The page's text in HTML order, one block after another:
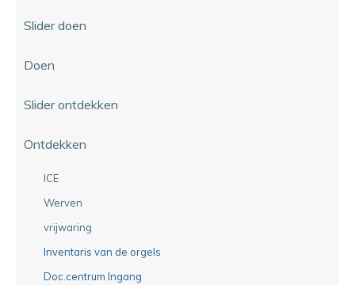
Slider doen
Doen
Slider ontdekken
Ontdekken
ICE
Werven
vrijwaring
Inventaris van de orgels
Doc.centrum Ingang